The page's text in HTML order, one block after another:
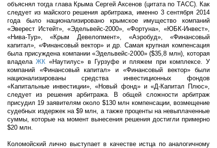
объяснял тогда глава Крыма Сергей Аксенов (цитата по ТАСС). Как
следует из майского решения арбитража, именно 3 сентября 2014
года было национализировано крымское имущество компаний
«Эверест Истейт», «Эдельвейс-2000», «Фортуна», «ЮБК-Инвест»,
«Нива-Тур», «Крым Девелопмент», «Аэробуд», «Финансовый
капитал», «Финансовый вектор» и др. Самая крупная компенсация
была присуждена компании «Эдельвейс-2000» ($35,8 млн), которая
владелаЖК «Наутилус» в Гурзуфе и пляжем при комплексе. У
компаний «Финансовый капитал» и «Финансовый вектор» были
национализированы средства инвестиционных фондов
«Капитальные инвестиции», «Новый фонд» и «Д-Капитал Плюс»,
следует из решения арбитража. В общей сложности арбитраж
присудил 19 заявителям около $130 млн компенсации, возмещение
судебных издержек на $9 млн, а также проценты на невыплаченные
суммы, которые на момент вынесения решения достигли примерно
$20 млн.
Коломойский лично выступает в качестве истца по аналогичному